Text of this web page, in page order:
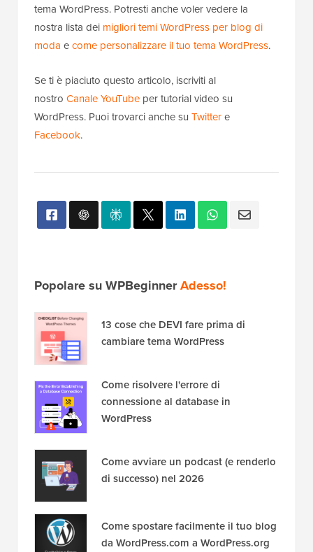
tema WordPress. Potresti anche voler vedere la
nostra lista dei migliori temi WordPress per blog di
moda ecome personalizzare il tuo tema WordPress.
Se ti è piaciuto questo articolo, iscriviti al
nostro Canale YouTube per tutorial video su
WordPress. Puoi trovarci anche su Twittere
Facebook.
Popolare su WPBeginnerAdesso!
13 cose che DEVI fare prima di
cambiare tema WordPress
Come risolvere l'errore di
connessione al database in
WordPress
Come avviare un podcast (e renderlo
di successo) nel 2026
Come spostare facilmente il tuo blog
da WordPress.com a WordPress.org